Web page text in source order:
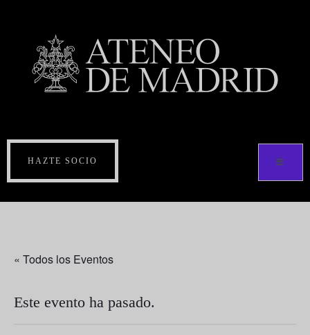
HAZTE SOCIO
« Todos los Eventos
Este evento ha pasado.